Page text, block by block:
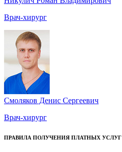
Врач-хирург
Смоляков Денис Сергеевич
Врач-хирург
ПРАВИЛА ПОЛУЧЕНИЯ ПЛАТНЫХ УСЛУГ